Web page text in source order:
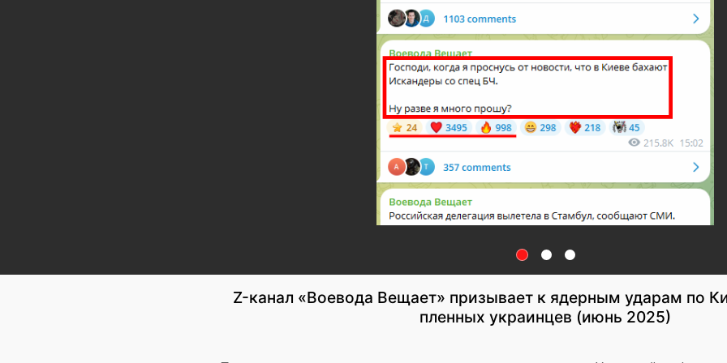
Z-канал «Воевода Вещает» призывает к ядерным ударам по
пленных украинцев (июнь 2025)